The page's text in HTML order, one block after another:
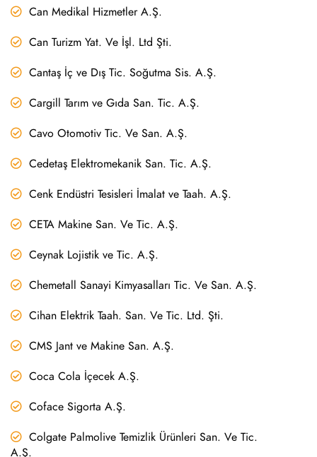
Can Medikal Hizmetler A.Ş.
Can Turizm Yat. Ve İşl. Ltd Şti.
Cantaş İç ve Dış Tic. Soğutma Sis. A.Ş.
Cargill Tarım ve Gıda San. Tic. A.Ş.
Cavo Otomotiv Tic. Ve San. A.Ş.
Cedetaş Elektromekanik San. Tic. A.Ş.
Cenk Endüstri Tesisleri İmalat ve Taah. A.Ş.
CETA Makine San. Ve Tic. A.Ş.
Ceynak Lojistik ve Tic. A.Ş.
Chemetall Sanayi Kimyasalları Tic. Ve San. A.Ş.
Cihan Elektrik Taah. San. Ve Tic. Ltd. Şti.
CMS Jant ve Makine San. A.Ş.
Coca Cola İçecek A.Ş.
Coface Sigorta A.Ş.
Colgate Palmolive Temizlik Ürünleri San. Ve Tic.
A.Ş.